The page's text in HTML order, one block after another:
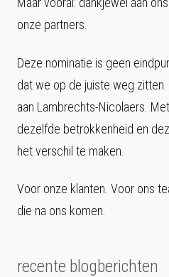
onze partners.
Deze nominatie is geen
dat we op de juiste weg
aan Lambrechts-Nicolaers.
dezelfde betrokkenheid en
het verschil te maken.
Voor onze klanten. Voor ons
die na ons komen.
recente blogberichten